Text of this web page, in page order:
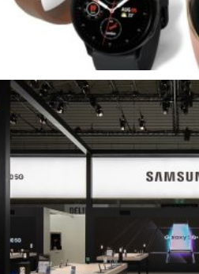
days ago
ดงานก้าวสู่ยุคใหม่ของสมา
า
าน Mobile World Congress 2021
ได้ประกาศงดจัดงานใน
ซัมซุงได้ประกาศงานออนไลน์ที่จะ
นี้ เพื่อเปิดวิสัยทัศน์ใหม่ของผลิต
days ago